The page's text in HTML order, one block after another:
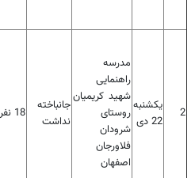
2
یکشنبه
22 دی
مدرسه
راهنمایی
شهید کریمیان
روستای
شرودان
فلاورجان
اصفهان
جانباخته
نداشت
18 نفر